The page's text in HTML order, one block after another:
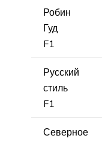
Робин
Гуд
F1
Русский
стиль
F1
Северное